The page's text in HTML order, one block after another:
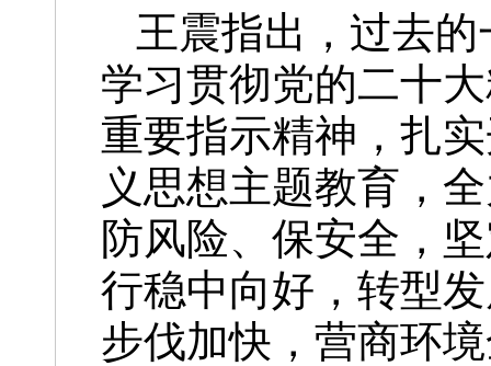
王震指出，过去
学习贯彻党的二十
重要指示精神，扎
义思想主题教育，
防风险、保安全，
行稳中向好，转型
步伐加快，营商环